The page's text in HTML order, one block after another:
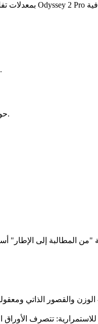
النتيجة: حلقة إبداعية حيث تطالب وتعاين وتعدل وتنشر - دون كسر الإيقاع. تم تصميم Odyssey 2 Pro لهذه الحلقة.
فيما يلي الإمكانات الاحترافية التي يمكن للمبدعين توقعها مع نضوج Odyssey 2 Pro حول المحرك في الوقت الفعلي.